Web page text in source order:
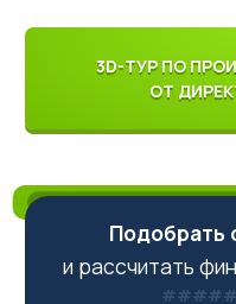
3D-ТУР ПО
ОТ
Подобрать
и рассчитать